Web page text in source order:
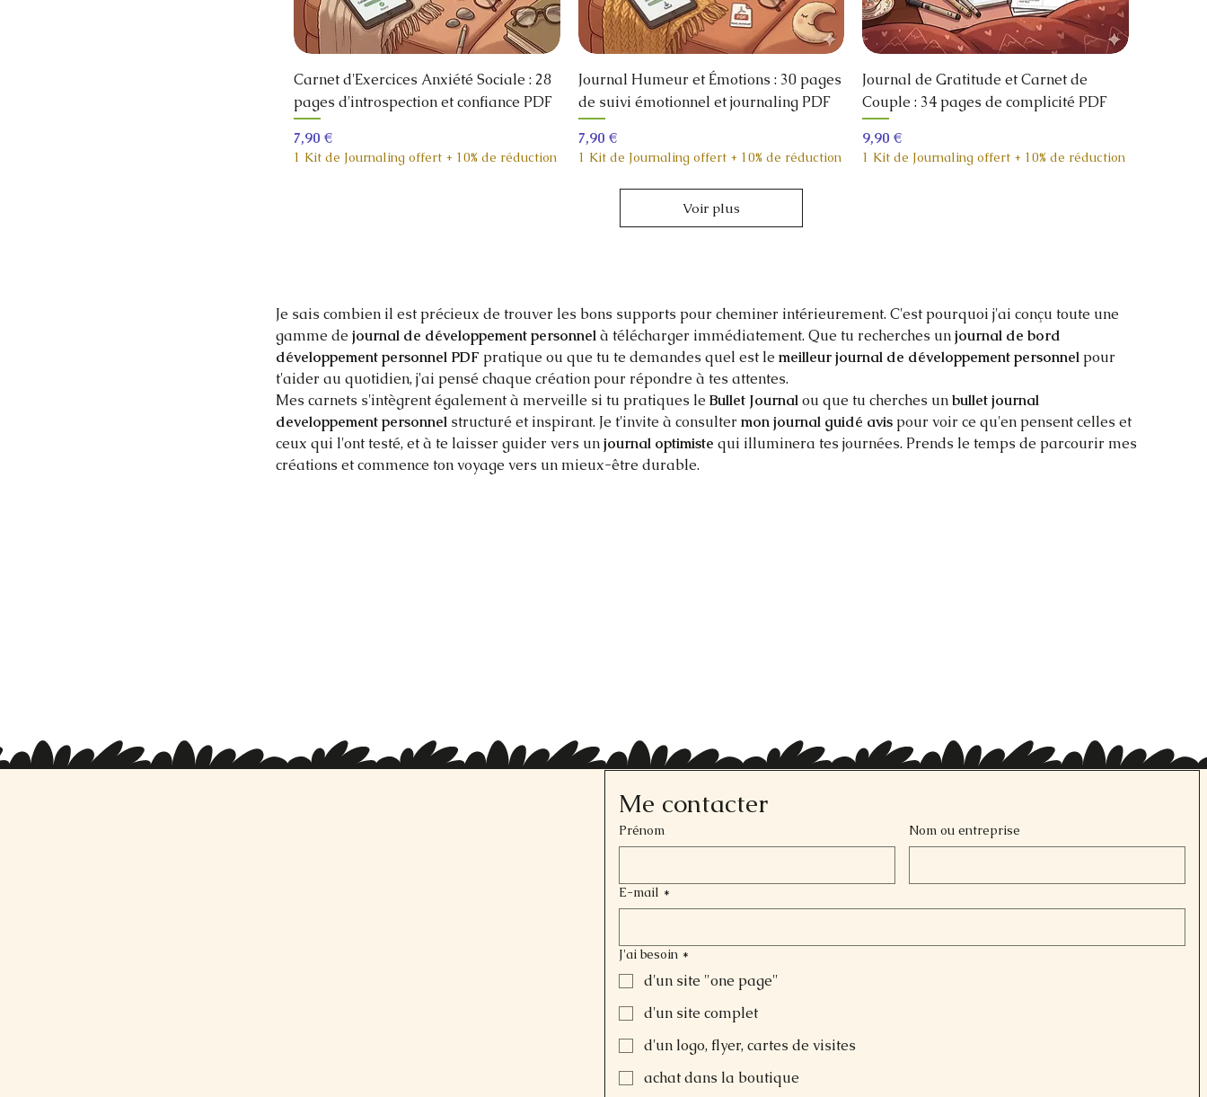
Carnet d'Exercices Anxiété Sociale : 28
pages d'introspection et confiance PDF
Prix
7,90 €
1 Kit de Journaling offert + 10% de réduction
Journal Humeur et Émotions : 30 pages
de suivi émotionnel et journaling PDF
Prix
7,90 €
1 Kit de Journaling offert + 10% de réduction
Journal de Gratitude et Carnet de
Couple : 34 pages de complicité PDF
Prix
9,90 €
1 Kit de Journaling offert + 10% de réduction
Voir plus
Je sais combien il est précieux de trouver les bons supports pour cheminer intérieurement. C'est pourquoi j'ai conçu toute une
gamme de journal de développement personnel à télécharger immédiatement. Que tu recherches un journal de bord
développement personnel PDF pratique ou que tu te demandes quel est le meilleur journal de développement personnel pour
t'aider au quotidien, j'ai pensé chaque création pour répondre à tes attentes.
Mes carnets s'intègrent également à merveille si tu pratiques le Bullet Journal ou que tu cherches un bullet journal
developpement personnel structuré et inspirant. Je t'invite à consulter mon journal guidé avis pour voir ce qu'en pensent celles et
ceux qui l'ont testé, et à te laisser guider vers un journal optimiste qui illuminera tes journées. Prends le temps de parcourir mes
créations et commence ton voyage vers un mieux-être durable.
Me contacter
Prénom Nom ou entreprise
E-mail *
J'ai besoin *
d'un site "one page"
d'un site complet
d'un logo, flyer, cartes de visites
achat dans la boutique